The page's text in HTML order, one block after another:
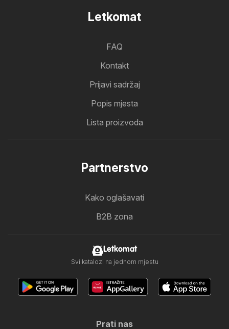
Letkomat
FAQ
Kontakt
Prijavi sadržaj
Popis mjesta
Lista proizvoda
Partnerstvo
Kako oglašavati
B2B zona
Letkomat
Svi katalozi na jednom mjestu
Prati nas